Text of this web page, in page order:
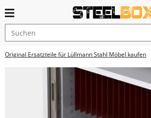
Original Ersatzteile für Lüllmann Stahl Möbel kaufen